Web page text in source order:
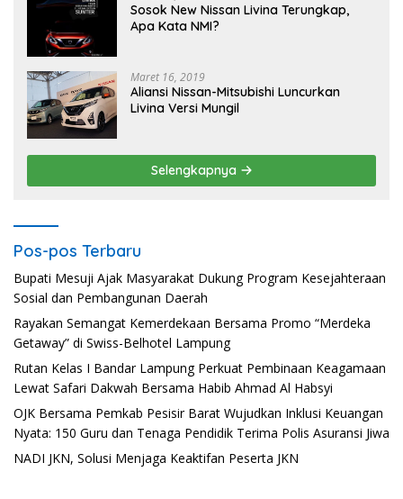
Sosok New Nissan Livina Terungkap,
Apa Kata NMI?
Maret 16, 2019
Aliansi Nissan-Mitsubishi Luncurkan
Livina Versi Mungil
Selengkapnya
Pos-pos Terbaru
Bupati Mesuji Ajak Masyarakat Dukung Program Kesejahteraan
Sosial dan Pembangunan Daerah
Rayakan Semangat Kemerdekaan Bersama Promo “Merdeka
Getaway” di Swiss-Belhotel Lampung
Rutan Kelas I Bandar Lampung Perkuat Pembinaan Keagamaan
Lewat Safari Dakwah Bersama Habib Ahmad Al Habsyi
OJK Bersama Pemkab Pesisir Barat Wujudkan Inklusi Keuangan
Nyata: 150 Guru dan Tenaga Pendidik Terima Polis Asuransi Jiwa
NADI JKN, Solusi Menjaga Keaktifan Peserta JKN